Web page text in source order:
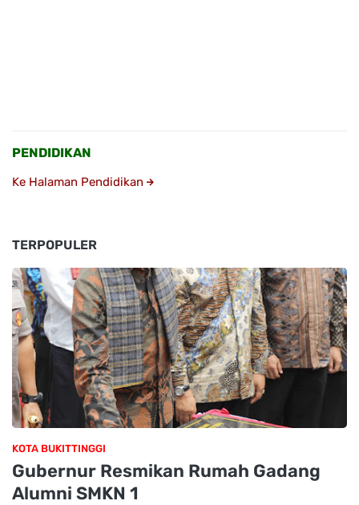
PENDIDIKAN
Ke Halaman Pendidikan
TERPOPULER
KOTA BUKITTINGGI
Gubernur Resmikan Rumah Gadang
Alumni SMKN 1